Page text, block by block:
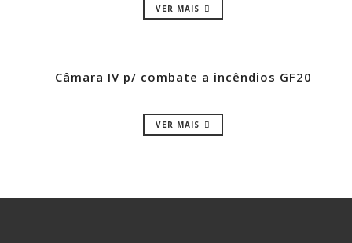
VER MAIS
Câmara IV p/ combate a incêndios GF20
VER MAIS